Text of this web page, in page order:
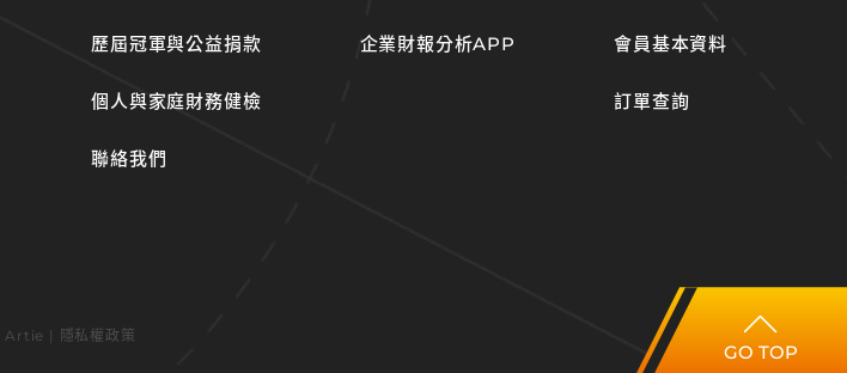
歷屆冠軍與公益捐款
個人與家庭財務健檢
聯絡我們
企業財報分析APP 會員基本資料
訂單查詢
Artie | 隱私權政策
GO TOP